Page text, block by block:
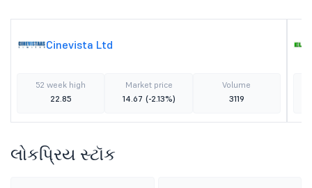
Cinevista Ltd
52 week high
22.85
Market price
14.67 (-2.13%)
Volume
3119
લોકપ્રિય સ્ટૉક